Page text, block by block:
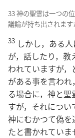
33 神の聖霊は一つの
議論が持ち出されます
33 しかし，ある
が，話したり，
われていますが
がある事を言わ
る場合に，神と
すが，それにつ
神にむかつて偽
たと書かれてい